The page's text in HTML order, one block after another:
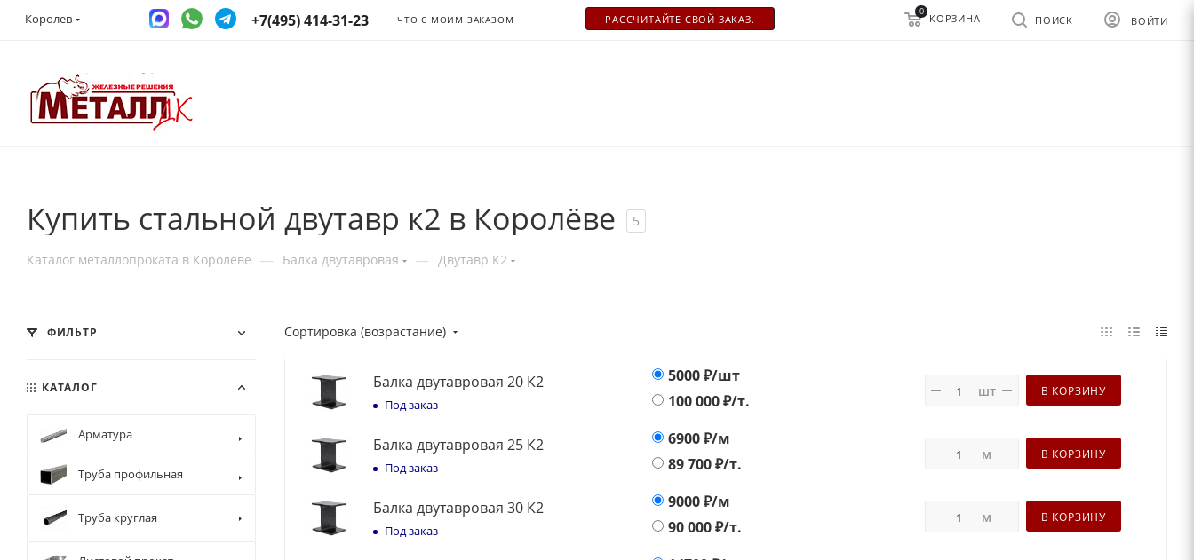
Королев +7(495) 414-31-23 ЧТО С МОИМ ЗАКАЗОМ РАСCЧИТАЙТЕ СВОЙ ЗАКАЗ. ВОЙТИ
ПОИСК
0
КОРЗИНА
Купить стальной двутавр к2 в Королёве 5
Каталог металлопроката в Королёве — Балка двутавровая — Двутавр К2
Сортировка (возрастание)
Балка двутавровая 20 К2
Под заказ
5000₽/шт
100 000₽/т.
шт В КОРЗИНУ
Балка двутавровая 25 К2
Под заказ
6900₽/м
89 700₽/т.
м В КОРЗИНУ
Балка двутавровая 30 К2
Под заказ
9000₽/м
90 000₽/т.
м В КОРЗИНУ
ФИЛЬТР
КАТАЛОГ
Арматура
Труба профильная
Труба круглая